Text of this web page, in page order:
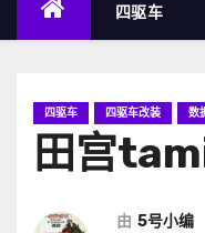
四驱车
四驱车 四驱车改装 数
田宫
由 5号小编